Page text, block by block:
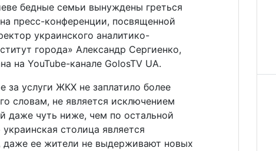
бедные семьи вынуждены греться
пресс-конференции, посвященной
украинского аналитико-
города» Александр Сергиенко,
на YouTube-канале GolosTV UA.
за услуги ЖКХ не заплатило более
словам, не является исключением
даже чуть ниже, чем по остальной
столица является
даже ее жители не выдерживают новых